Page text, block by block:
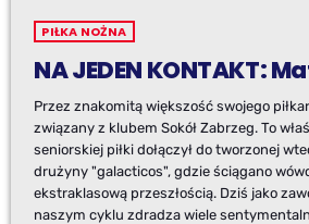
PIŁKA NOŻNA
NA JEDEN KONTAKT:
Przez znakomitą większość swojego
związany z klubem Sokół Zabrzeg. To
seniorskiej piłki dołączył do tworzonej
drużyny "galacticos", gdzie ściągano
ekstraklasową przeszłością. Dziś jako
naszym cyklu zdradza wiele